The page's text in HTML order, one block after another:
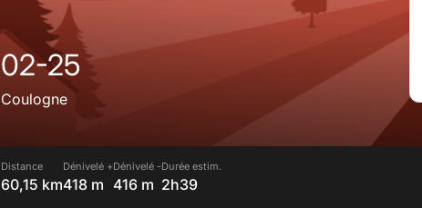
02-25
Coulogne
Distance
60,15 km
Dénivelé +
418 m
Dénivelé -
416 m
Durée estim.
2h39